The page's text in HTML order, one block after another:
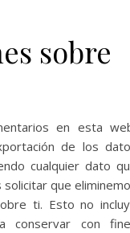
sobre
en esta
de los
cualquier dato
que
ti. Esto no
conservar con